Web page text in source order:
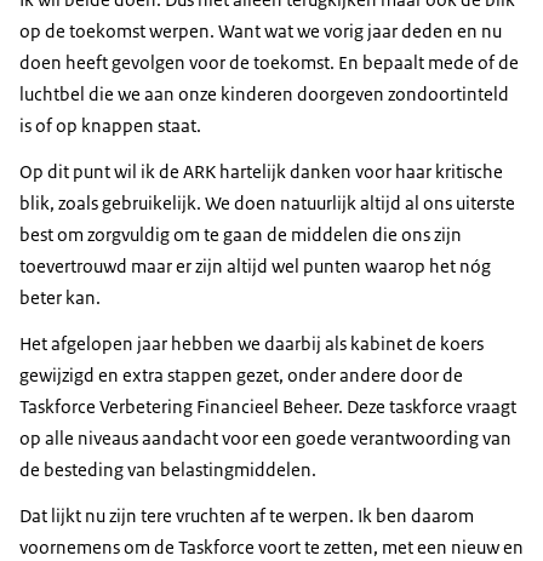
op de toekomst werpen. Want wat we vorig jaar deden en nu
doen heeft gevolgen voor de toekomst. En bepaalt mede of de
luchtbel die we aan onze kinderen doorgeven zondoortinteld
is of op knappen staat.
Op dit punt wil ik de ARK hartelijk danken voor haar kritische
blik, zoals gebruikelijk. We doen natuurlijk altijd al ons uiterste
best om zorgvuldig om te gaan de middelen die ons zijn
toevertrouwd maar er zijn altijd wel punten waarop het nóg
beter kan.
Het afgelopen jaar hebben we daarbij als kabinet de koers
gewijzigd en extra stappen gezet, onder andere door de
Taskforce Verbetering Financieel Beheer. Deze taskforce vraagt
op alle niveaus aandacht voor een goede verantwoording van
de besteding van belastingmiddelen.
Dat lijkt nu zijn tere vruchten af te werpen. Ik ben daarom
voornemens om de Taskforce voort te zetten, met een nieuw en